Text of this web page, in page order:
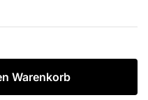
Warenkorb